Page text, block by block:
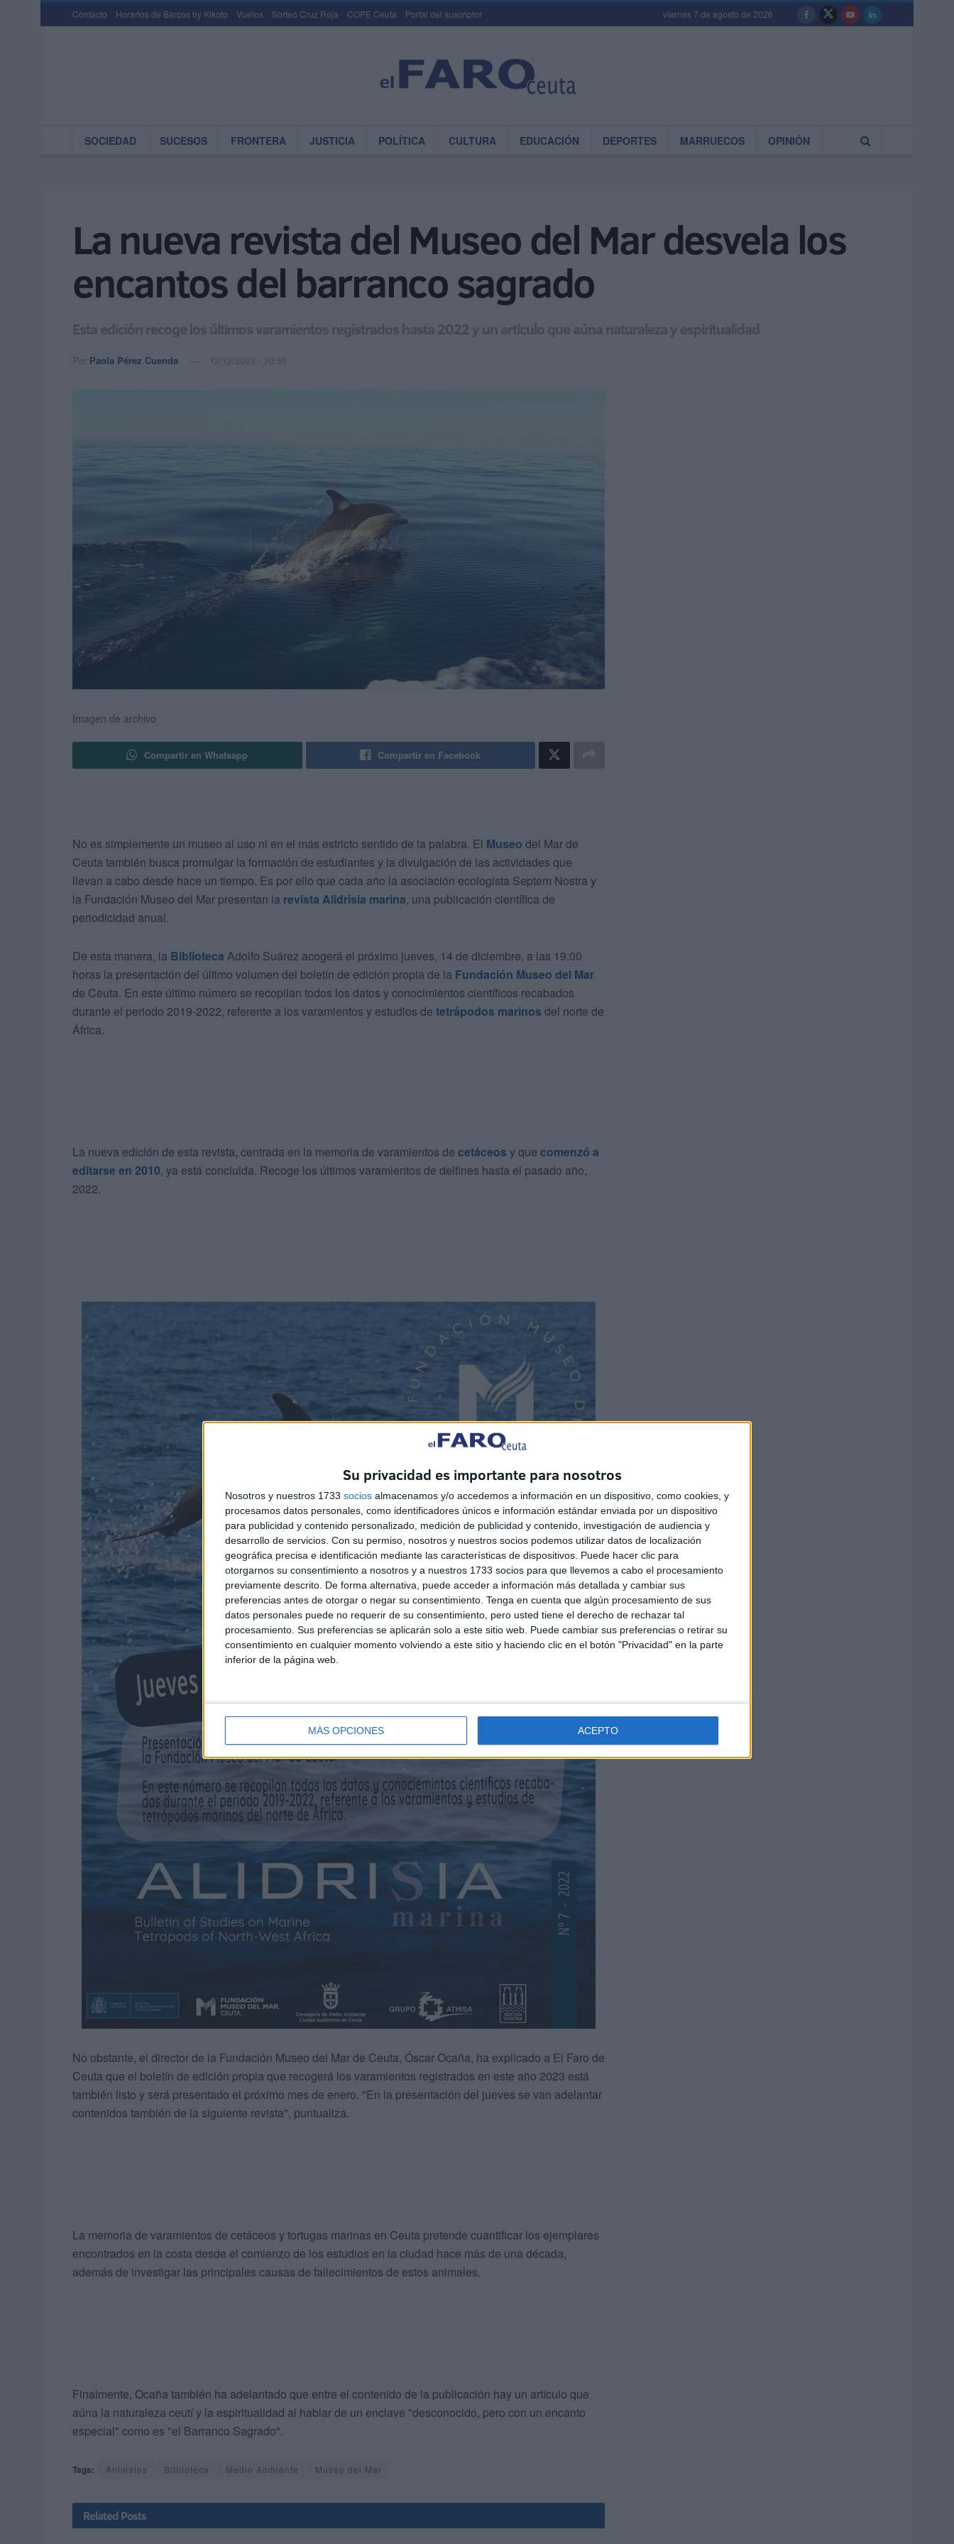
Su privacidad es importante para nosotros
Nosotros y nuestros 1733 socios almacenamos y/o accedemos a información en un dispositivo, como cookies, y
procesamos datos personales, como identificadores únicos e información estándar enviada por un dispositivo
para publicidad y contenido personalizado, medición de publicidad y contenido, investigación de audiencia y
desarrollo de servicios. Con su permiso, nosotros y nuestros socios podemos utilizar datos de localización
geográfica precisa e identificación mediante las características de dispositivos. Puede hacer clic para
otorgarnos su consentimiento a nosotros y a nuestros 1733 socios para que llevemos a cabo el procesamiento
previamente descrito. De forma alternativa, puede acceder a información más detallada y cambiar sus
preferencias antes de otorgar o negar su consentimiento. Tenga en cuenta que algún procesamiento de sus
datos personales puede no requerir de su consentimiento, pero usted tiene el derecho de rechazar tal
procesamiento. Sus preferencias se aplicarán solo a este sitio web. Puede cambiar sus preferencias o retirar su
consentimiento en cualquier momento volviendo a este sitio y haciendo clic en el botón "Privacidad" en la parte
inferior de la página web.
MÁS OPCIONES ACEPTO
Contacto Horarios de Barcos by Kikoto Vuelos Sorteo Cruz Roja COPE Ceuta Portal del suscriptor viernes 7 de agosto de 2026
SOCIEDAD SUCESOS FRONTERA JUSTICIA POLÍTICA CULTURA EDUCACIÓN DEPORTES MARRUECOS OPINIÓN
La nueva revista del Museo del Mar desvela los
encantos del barranco sagrado
Esta edición recoge los últimos varamientos registrados hasta 2022 y un artículo que aúna naturaleza y espiritualidad
Por Paola Pérez Cuenda 12/12/2023 - 10:30
Imagen de archivo
Compartir en Whatsapp Compartir en Facebook
No es simplemente un museo al uso ni en el más estricto sentido de la palabra. El Museo del Mar de
Ceuta también busca promulgar la formación de estudiantes y la divulgación de las actividades que
llevan a cabo desde hace un tiempo. Es por ello que cada año la asociación ecologista Septem Nostra y
la Fundación Museo del Mar presentan la revista Alidrisia marina, una publicación científica de
periodicidad anual.
De esta manera, la Biblioteca Adolfo Suárez acogerá el próximo jueves, 14 de diciembre, a las 19:00
horas la presentación del último volumen del boletín de edición propia de la Fundación Museo del Mar
de Ceuta. En este último número se recopilan todos los datos y conocimientos científicos recabados
durante el periodo 2019-2022, referente a los varamientos y estudios de tetrápodos marinos del norte de
África.
La nueva edición de esta revista, centrada en la memoria de varamientos de cetáceos y que comenzó a
editarse en 2010, ya está concluida. Recoge los últimos varamientos de delfines hasta el pasado año,
2022.
No obstante, el director de la Fundación Museo del Mar de Ceuta, Óscar Ocaña, ha explicado a El Faro de
Ceuta que el boletín de edición propia que recogerá los varamientos registrados en este año 2023 está
también listo y será presentado el próximo mes de enero. "En la presentación del jueves se van adelantar
contenidos también de la siguiente revista", puntualiza.
La memoria de varamientos de cetáceos y tortugas marinas en Ceuta pretende cuantificar los ejemplares
encontrados en la costa desde el comienzo de los estudios en la ciudad hace más de una década,
además de investigar las principales causas de fallecimientos de estos animales.
Finalmente, Ocaña también ha adelantado que entre el contenido de la publicación hay un artículo que
aúna la naturaleza ceutí y la espiritualidad al hablar de un enclave "desconocido, pero con un encanto
especial" como es "el Barranco Sagrado".
Tags: Animales Biblioteca Medio Ambiente Museo del Mar
Related Posts